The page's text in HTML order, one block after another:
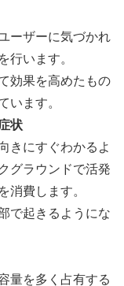
ーザーに気づかれ
行います。
効果を高めたもの
います。
状
きにすぐわかるよ
グラウンドで活発
消費します。
で起きるようにな
量を多く占有する